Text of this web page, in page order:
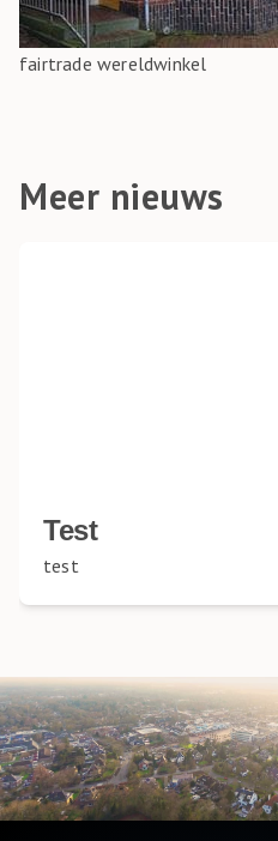
fairtrade wereldwinkel
Meer nieuws
Test
test